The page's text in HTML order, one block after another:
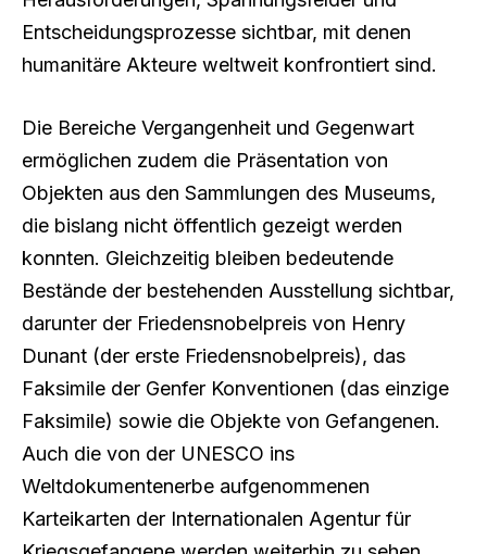
Entscheidungsprozesse sichtbar, mit denen
humanitäre Akteure weltweit konfrontiert sind.
Die Bereiche Vergangenheit und Gegenwart
ermöglichen zudem die Präsentation von
Objekten aus den Sammlungen des Museums,
die bislang nicht öffentlich gezeigt werden
konnten. Gleichzeitig bleiben bedeutende
Bestände der bestehenden Ausstellung sichtbar,
darunter der Friedensnobelpreis von Henry
Dunant (der erste Friedensnobelpreis), das
Faksimile der Genfer Konventionen (das einzige
Faksimile) sowie die Objekte von Gefangenen.
Auch die von der UNESCO ins
Weltdokumentenerbe aufgenommenen
Karteikarten der Internationalen Agentur für